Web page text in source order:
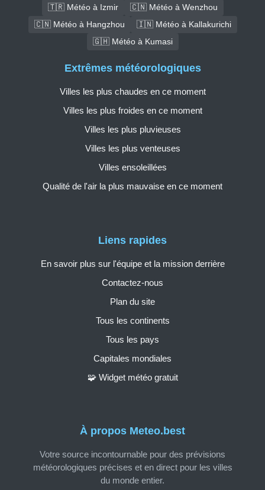
🇹🇷 Météo à Izmir
🇨🇳 Météo à Wenzhou
🇨🇳 Météo à Hangzhou
🇮🇳 Météo à Kallakurichi
🇬🇭 Météo à Kumasi
À propos Meteo.best
Votre source incontournable pour des prévisions
météorologiques précises et en direct pour les villes
du monde entier.
Liens rapides
En savoir plus sur l'équipe et la mission derrière
Contactez-nous
Plan du site
Tous les continents
Tous les pays
Capitales mondiales
🧩 Widget météo gratuit
Extrêmes météorologiques
Villes les plus chaudes en ce moment
Villes les plus froides en ce moment
Villes les plus pluvieuses
Villes les plus venteuses
Villes ensoleillées
Qualité de l'air la plus mauvaise en ce moment